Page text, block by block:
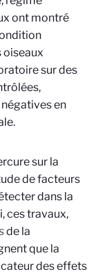
ont montré
oiseaux
sur des
en
sur la
de facteurs
dans la
ces travaux,
de la
que la
des effets